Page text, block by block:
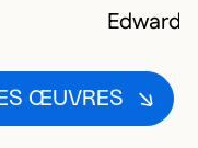
ŒUVRES